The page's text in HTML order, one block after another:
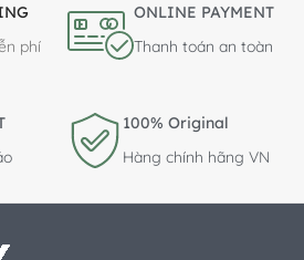
phí
ONLINE PAYMENT
Thanh toán an toàn
100% Original
Hàng chính hãng VN